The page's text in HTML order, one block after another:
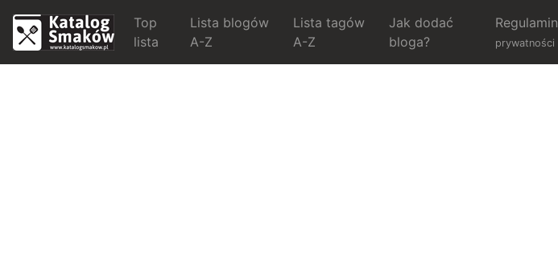
Top
lista
Lista blogów
A-Z
Lista tagów
A-Z
Jak dodać
bloga?
Regulamin
prywatności